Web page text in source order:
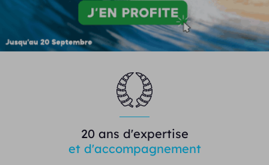
20 ans d'expertise
et d'accompagnement